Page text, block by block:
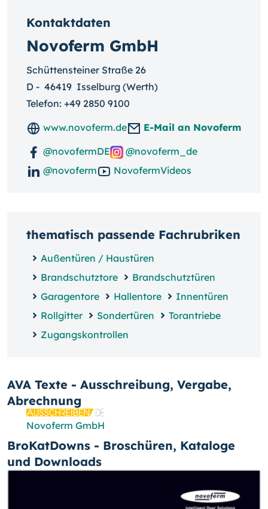
Kontaktdaten
Novoferm GmbH
Schüttensteiner Straße 26
D - 46419 Isselburg (Werth)
Telefon: +49 2850 9100
www.novoferm.de
E-Mail an Novoferm
@novofermDE
@novoferm_de
@novoferm
NovofermVideos
thematisch passende Fachrubriken
Außentüren / Haustüren
Brandschutztore
Brandschutztüren
Garagentore
Hallentore
Innentüren
Rollgitter
Sondertüren
Torantriebe
Zugangskontrollen
AVA Texte - Ausschreibung, Vergabe,
Abrechnung
Novoferm GmbH
BroKatDowns - Broschüren, Kataloge
und Downloads